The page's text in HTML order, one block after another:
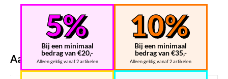
Aanvullende informatie
Bij een minimaal
bedrag van €20,-
Alleen geldig vanaf 2 artikelen
Bij een minimaal
bedrag van €35,-
Alleen geldig vanaf 2 artikelen